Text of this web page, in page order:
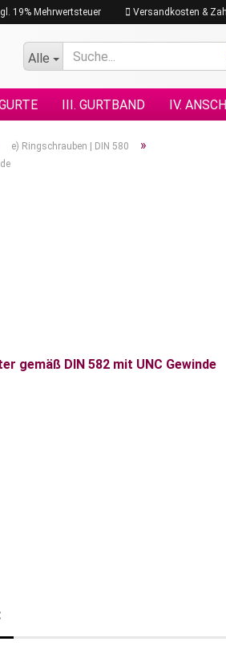
19% Mehrwertsteuer Versandkosten &
Alle
III. GURTBAND IV.
e) Ringschrauben | DIN 580 »